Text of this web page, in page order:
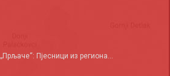
Пјесници из региона...